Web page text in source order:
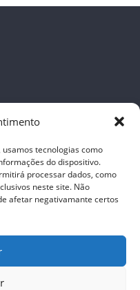
tecnologias como
do dispositivo.
processar dados, como
neste site. Não
afetar negativamante certos